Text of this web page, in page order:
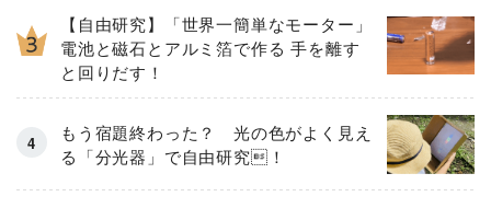
【自由研究】「世界一簡単なモーター」
電池と磁石とアルミ箔で作る 手を離す
と回りだす！
もう宿題終わった？ 光の色がよく見え
る「分光器」で自由研究！